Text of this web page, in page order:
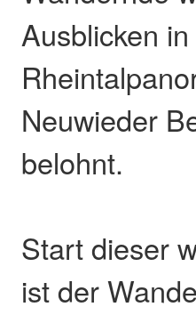
Ausblicken
Neuwieder
belohnt.
Start dieser
ist der